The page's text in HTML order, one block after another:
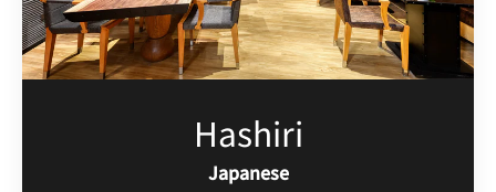
Hashiri
Japanese